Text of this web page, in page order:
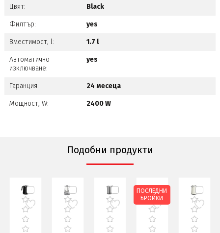
Цвят: Black
Филтър: yes
Вместимост, l: 1.7 l
Автоматично
изключване:
yes
Гаранция: 24 месеца
Мощност, W: 2400 W
Подобни продукти
ПОСЛЕДНИ
БРОЙКИ